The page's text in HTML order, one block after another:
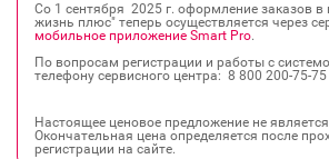
Со 1 сентября 2025 г. оформление заказов
жизнь плюс" теперь осуществляется через
мобильное приложение Smart Pro.
По вопросам регистрации и работы с
телефону сервисного центра: 8 800 200‐75‐75
Настоящее ценовое предложение не
Окончательная цена определяется после
регистрации на сайте.